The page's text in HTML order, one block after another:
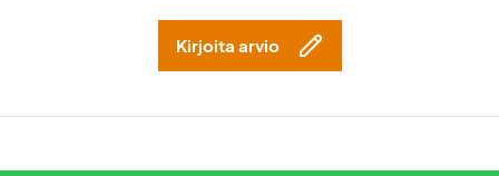
Kirjoita arvio